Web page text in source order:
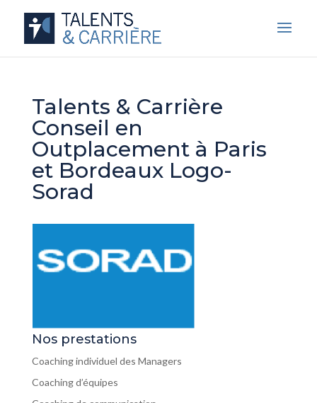
Talents & Carrière
Conseil en
Outplacement à Paris
et Bordeaux Logo-
Sorad
Nos prestations
Coaching individuel des Managers
Coaching d’équipes